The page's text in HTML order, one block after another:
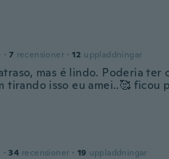
· 7 recensioner · 12 uppladdningar
mas é lindo. Poderia ter
tirando isso eu amei..🥰
· 34 recensioner · 19 uppladdningar